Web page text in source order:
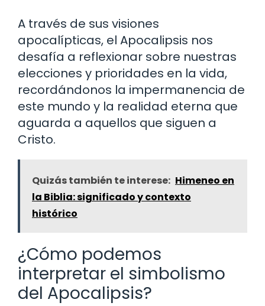
A través de sus visiones
apocalípticas, el Apocalipsis nos
desafía a reflexionar sobre nuestras
elecciones y prioridades en la vida,
recordándonos la impermanencia de
este mundo y la realidad eterna que
aguarda a aquellos que siguen a
Cristo.
Quizás también te interese: Himeneo en
la Biblia: significado y contexto
histórico
¿Cómo podemos
interpretar el simbolismo
del Apocalipsis?